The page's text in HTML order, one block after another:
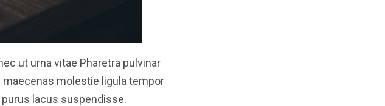
ut urna vitae Pharetra pulvinar
molestie ligula tempor
lacus suspendisse.